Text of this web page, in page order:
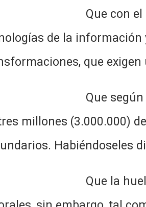
con el avance de
de la
que
según el censo
millones (3.000.000)
Habiéndoseles
la huelga es un